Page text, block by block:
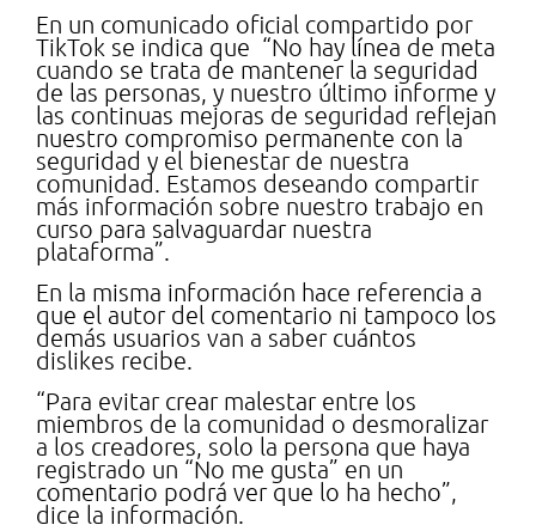
En un comunicado oficial compartido por
TikTok se indica que “No hay línea de meta
cuando se trata de mantener la seguridad
de las personas, y nuestro último informe y
las continuas mejoras de seguridad reflejan
nuestro compromiso permanente con la
seguridad y el bienestar de nuestra
comunidad. Estamos deseando compartir
más información sobre nuestro trabajo en
curso para salvaguardar nuestra
plataforma”.
En la misma información hace referencia a
que el autor del comentario ni tampoco los
demás usuarios van a saber cuántos
dislikes recibe.
“Para evitar crear malestar entre los
miembros de la comunidad o desmoralizar
a los creadores, solo la persona que haya
registrado un “No me gusta” en un
comentario podrá ver que lo ha hecho”,
dice la información.